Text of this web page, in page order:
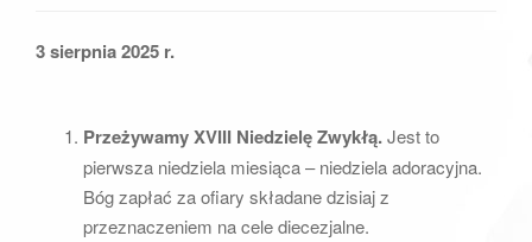
g
a
t
3 sierpnia 2025 r.
Przeżywamy XVIII Niedzielę Zwykłą.Jest to
pierwsza niedziela miesiąca – niedziela adoracyjna.
Bóg zapłać za ofiary składane dzisiaj z
przeznaczeniem na cele diecezjalne.